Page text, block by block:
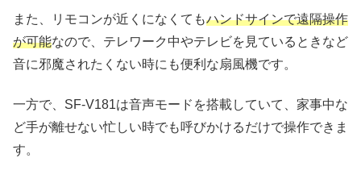
また、リモコンが近くになくてもハンドサインで遠隔操作
が可能なので、テレワーク中やテレビを見ているときなど
音に邪魔されたくない時にも便利な扇風機です。
一方で、SF-V181は音声モードを搭載していて、家事中な
ど手が離せない忙しい時でも呼びかけるだけで操作できま
す。